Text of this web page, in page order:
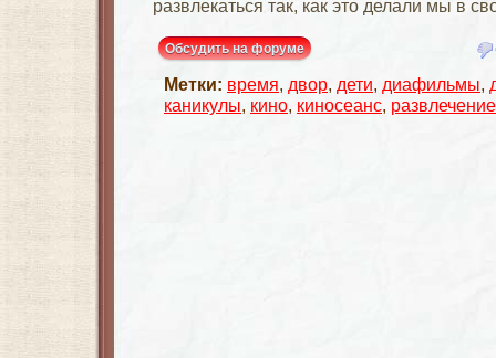
развлекаться так, как это делали мы в
Обсудить на форуме
Метки: время, двор, дети, диафильмы,
каникулы, кино, киносеанс, развлечение